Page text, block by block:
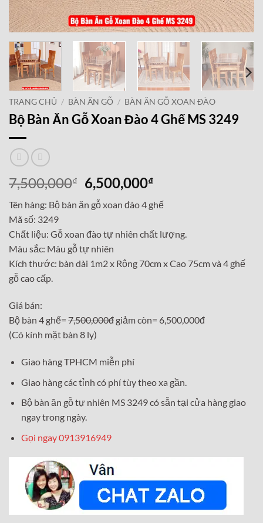
TRANG CHỦ / BÀN ĂN GỖ / BÀN ĂN GỖ XOAN ĐÀO
Bộ Bàn Ăn Gỗ Xoan Đào 4 Ghế MS 3249
7,500,000₫
Giá
gốc
là:
6,500,000₫Giá
hiện
tại
6,500,000₫.
Tên hàng: Bộ bàn ăn gỗ xoan đào 4 ghế
Mã số: 3249
Chất liệu: Gỗ xoan đào tự nhiên chất lượng.
Màu sắc: Màu gỗ tự nhiên
Kích thước: bàn dài 1m2 x Rộng 70cm x Cao 75cm và 4 ghế
gỗ cao cấp.
Giá bán:
Bộ bàn 4 ghế= 7,500,000đ giảm còn= 6,500,000đ
(Có kính mặt bàn 8 ly)
Giao hàng TPHCM miễn phí
Giao hàng các tỉnh có phí tùy theo xa gần.
Bộ bàn ăn gỗ tự nhiên MS 3249 có sẵn tại cửa hàng giao
ngay trong ngày.
Gọi ngay 0913916949